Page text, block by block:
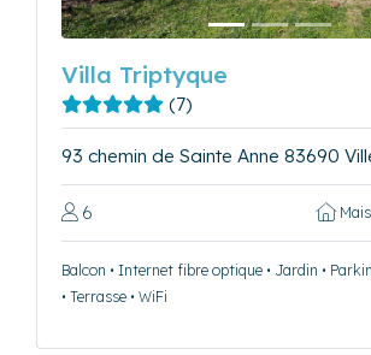
Villa Triptyque
(7)
93 chemin de Sainte Anne 83690
6
Balcon • Internet fibre optique • Jardin •
• Terrasse • WiFi